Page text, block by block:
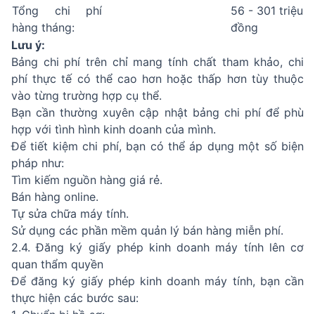
Tổng chi phí
hàng tháng:
56 - 301 triệu
đồng
Lưu ý:
Bảng chi phí trên chỉ mang tính chất tham khảo, chi
phí thực tế có thể cao hơn hoặc thấp hơn tùy thuộc
vào từng trường hợp cụ thể.
Bạn cần thường xuyên cập nhật bảng chi phí để phù
hợp với tình hình kinh doanh của mình.
Để tiết kiệm chi phí, bạn có thể áp dụng một số biện
pháp như:
Tìm kiếm nguồn hàng giá rẻ.
Bán hàng online.
Tự sửa chữa máy tính.
Sử dụng các phần mềm quản lý bán hàng miễn phí.
2.4. Đăng ký giấy phép kinh doanh máy tính lên cơ
quan thẩm quyền
Để đăng ký giấy phép kinh doanh máy tính, bạn cần
thực hiện các bước sau: